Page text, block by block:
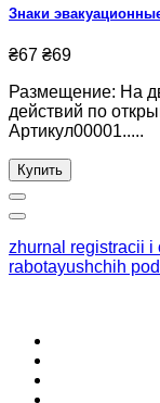
Знаки
₴67 ₴69
Размещение: На
действий по
Артикул00001.....
Купить
zhurnal registracii i
rabotayushchih